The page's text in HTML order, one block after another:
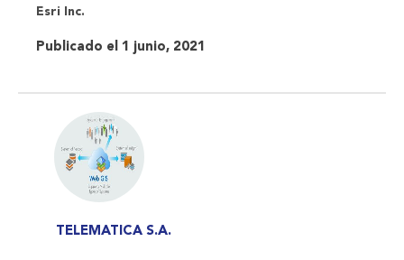
Esri Inc.
Publicado el 1 junio, 2021
TELEMATICA S.A.